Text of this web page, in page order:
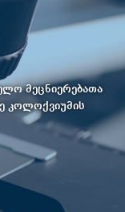
მეცნიერებათა
კოლოქვიუმის